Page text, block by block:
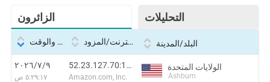
الزائرون التحليلات
التاريخ والوقت بروتوكول الإنترنت/المزود البلد/المدينة
٩‏/٧‏/٢٠٢٦
٥:٢٩:١٧ ص
52.23.127.70:10581
Amazon.com, Inc.
الولايات المتحدة
Ashburn